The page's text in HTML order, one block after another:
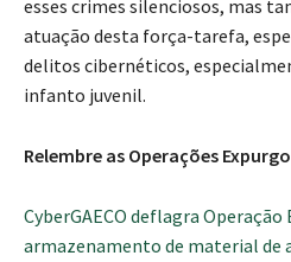
esses crimes silenciosos, mas
atuação desta força-tarefa,
delitos cibernéticos,
infanto juvenil.
Relembre as Operações Expurgo
CyberGAECO deflagra
armazenamento de material de